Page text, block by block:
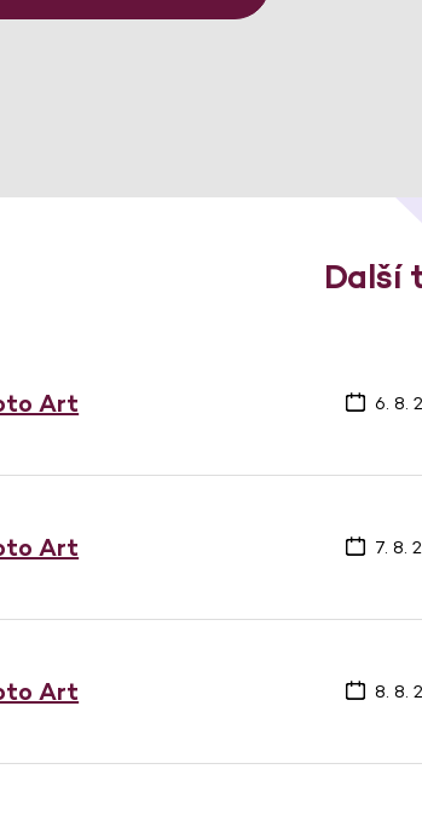
Další
Art 6. 8.
Art 7. 8.
Art 8. 8.